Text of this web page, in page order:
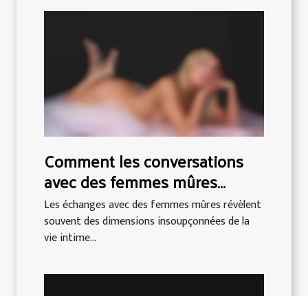
Comment les conversations
avec des femmes mûres
enrichissent les expériences
intimes ?
Les échanges avec des femmes mûres révèlent
souvent des dimensions insoupçonnées de la
vie intime...